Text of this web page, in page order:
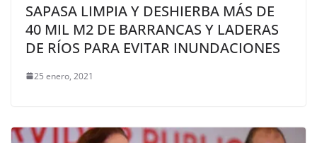
SAPASA LIMPIA Y DESHIERBA MÁS DE
40 MIL M2 DE BARRANCAS Y LADERAS
DE RÍOS PARA EVITAR INUNDACIONES
25 enero, 2021